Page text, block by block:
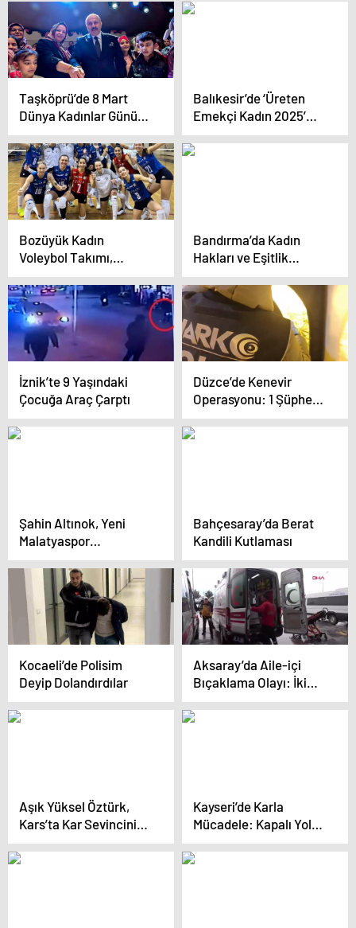
Çalışmalarını
Sürdürüyor
Taşköprü’de 8 Mart
Dünya Kadınlar Günü
Kutlandı
Balıkesir’de ‘Üreten
Emekçi Kadın 2025’
Etkinliği Başlıyor
Bozüyük Kadın
Voleybol Takımı,
Edremit’i 3-1 Yenerek
Güçlü Performans
Sergiledi
Bandırma’da Kadın
Hakları ve Eşitlik
Söyleşisi Düzenlendi
İznik’te 9 Yaşındaki
Çocuğa Araç Çarptı
Düzce’de Kenevir
Operasyonu: 1 Şüpheli
Gözaltına Alındı
Şahin Altınok, Yeni
Malatyaspor
Başkanlığına Devam
Edecek
Bahçesaray’da Berat
Kandili Kutlaması
Kocaeli’de Polisim
Deyip Dolandırdılar
Aksaray’da Aile-içi
Bıçaklama Olayı: İki
Kişi Yaralandı
Aşık Yüksel Öztürk,
Kars’ta Kar Sevincini
Dile Getirdi
Kayseri’de Karla
Mücadele: Kapalı Yol
Kalmadı